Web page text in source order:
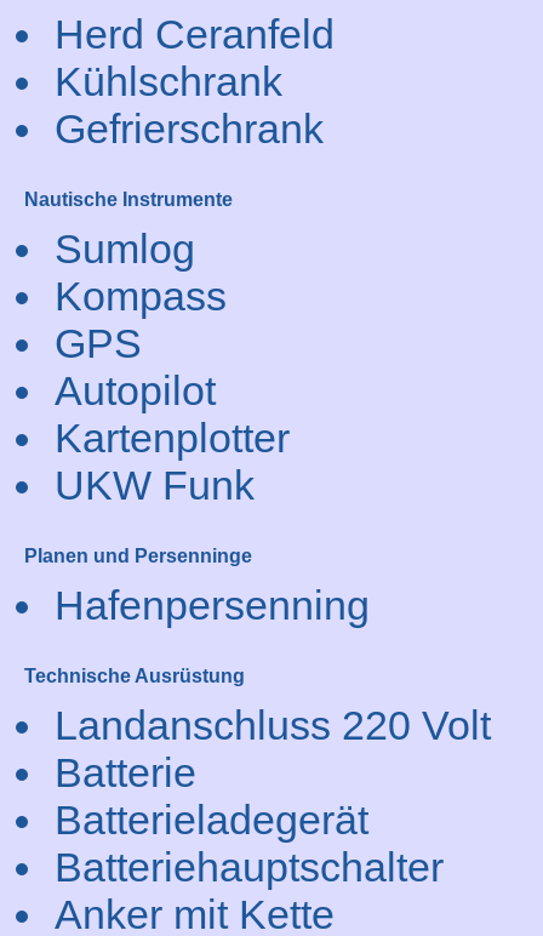
Herd Ceranfeld
Kühlschrank
Gefrierschrank
Nautische Instrumente
Sumlog
Kompass
GPS
Autopilot
Kartenplotter
UKW Funk
Planen und Persenninge
Hafenpersenning
Technische Ausrüstung
Landanschluss 220 Volt
Batterie
Batterieladegerät
Batteriehauptschalter
Anker mit Kette